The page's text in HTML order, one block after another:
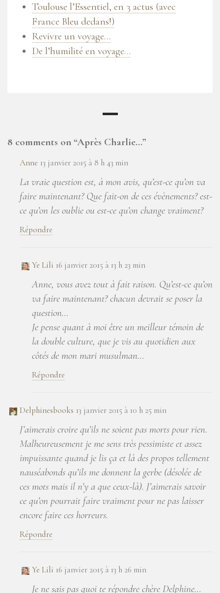
Toulouse l’Essentiel, en 3 actus (avec
France Bleu dedans!)
Revivre un voyage…
De l’humilité en voyage…
8 comments on “Après Charlie…”
Anne 13 janvier 2015 à 8 h 43 min
La vraie question est, à mon avis, qu’est-ce qu’on va
faire maintenant? Que fait-on de ces évènements? est-
ce qu’on les oublie ou est-ce qu’on change vraiment?
Répondre
Ye Lili 16 janvier 2015 à 13 h 23 min
Anne, vous avez tout à fait raison. Qu’est-ce qu’on
va faire maintenant? chacun devrait se poser la
question…
Je pense quant à moi être un meilleur témoin de
la double culture, que je vis au quotidien aux
côtés de mon mari musulman…
Répondre
Delphinesbooks 13 janvier 2015 à 10 h 25 min
J’aimerais croire qu’ils ne soient pas morts pour rien.
Malheureusement je me sens très pessimiste et assez
impuissante quand je lis ça et là des propos tellement
nauséabonds qu’ils me donnent la gerbe (désolée de
ces mots mais il n’y a que ceux-là). J’aimerais savoir
ce qu’on pourrait faire vraiment pour ne pas laisser
encore faire ces horreurs.
Répondre
Ye Lili 16 janvier 2015 à 13 h 26 min
Je ne sais pas quoi te répondre chère Delphine…